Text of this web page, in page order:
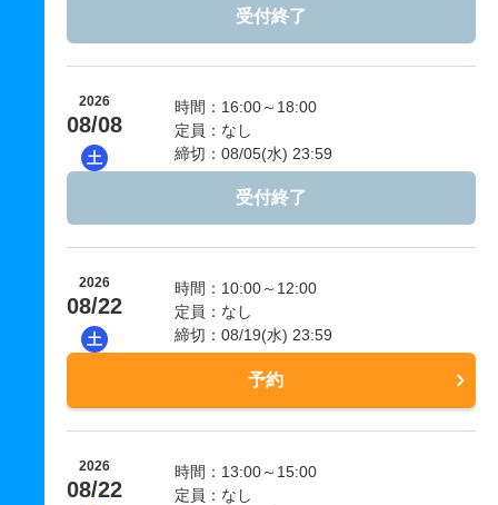
受付終了
2026
08/08
土
時間：16:00～18:00
定員：なし
締切：08/05(水) 23:59
受付終了
2026
08/22
土
時間：10:00～12:00
定員：なし
締切：08/19(水) 23:59
予約
2026
08/22
時間：13:00～15:00
定員：なし